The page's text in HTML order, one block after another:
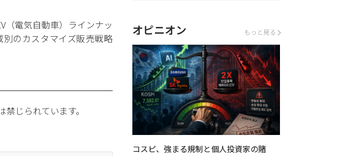
（電気自動車）ラインナッ
のカスタマイズ販売戦略
じられています。
オピニオン もっと見る
コスピ、強まる規制と個人投資家の賭